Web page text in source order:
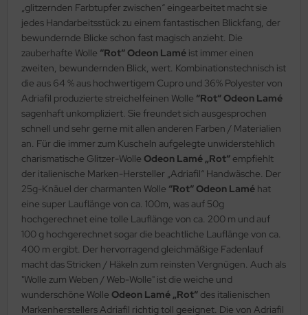
„glitzernden Farbtupfer zwischen“ eingearbeitet macht sie
jedes Handarbeitsstück zu einem fantastischen Blickfang, der
bewundernde Blicke schon fast magisch anzieht. Die
zauberhafte Wolle “Rot“ Odeon Lamé ist immer einen
zweiten, bewundernden Blick, wert. Kombinationstechnisch ist
die aus 64 % aus hochwertigem Cupro und 36% Polyester von
Adriafil produzierte streichelfeinen Wolle “Rot“ Odeon Lamé
sagenhaft unkompliziert. Sie freundet sich ausgesprochen
schnell und sehr gerne mit allen anderen Farben / Materialien
an. Für die immer zum Kuscheln aufgelegte unwiderstehlich
charismatische Glitzer-Wolle Odeon Lamé „Rot“ empfiehlt
der italienische Marken-Hersteller „Adriafil“ Handwäsche. Der
25g-Knäuel der charmanten Wolle “Rot“ Odeon Lamé hat
eine super Lauflänge von ca. 100m, was auf 50g
hochgerechnet eine tolle Lauflänge von ca. 200 m und auf
100 g hochgerechnet sogar die beachtliche Lauflänge von ca.
400 m ergibt. Der hervorragend gleichmäßige Fadenlauf
macht das Stricken / Häkeln zum reinsten Vergnügen. Auch als
"Wolle zum Weben / Web-Wolle" ist die weiche und
wunderschöne Wolle Odeon Lamé „Rot“ des italienischen
Markenherstellers Adriafil richtig toll geeignet. Die von Adriafil